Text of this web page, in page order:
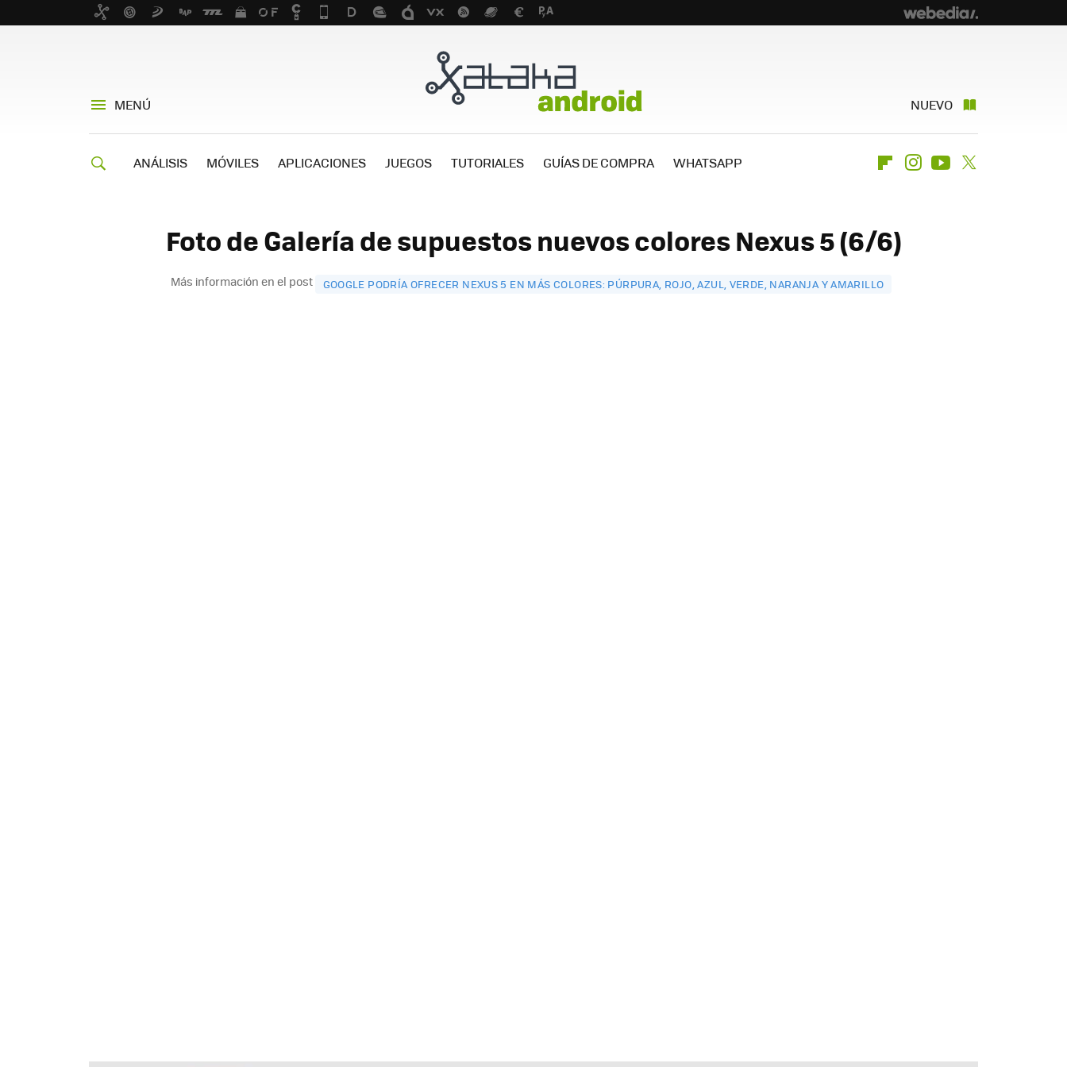
MENÚ NUEVO
ANÁLISIS MÓVILES APLICACIONES JUEGOS TUTORIALES GUÍAS DE COMPRA WHATSAPP FlipboardInstagramYoutube
Foto de Galería de supuestos nuevos colores Nexus 5 (6/6)
Más información en el post GOOGLE PODRÍA OFRECER NEXUS 5 EN MÁS COLORES: PÚRPURA, ROJO, AZUL, VERDE, NARANJA Y AMARILLO